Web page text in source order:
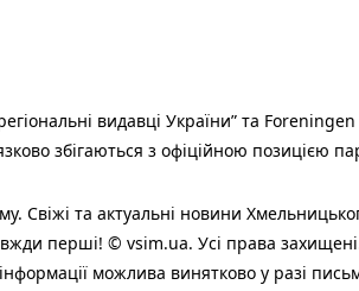
видавці України” та
збігаються з офіційною позицією
та актуальні новини
перші! © vsim.ua. Усі права
можлива винятково у разі